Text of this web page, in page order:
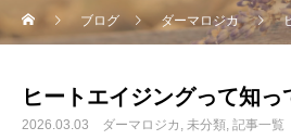
ブログ ダーマロジカ
ヒートエイジングって知っ
2026.03.03 ダーマロジカ 未分類 記事一覧